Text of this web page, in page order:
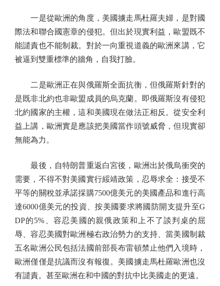
一是從歐洲的角度，美國擄走馬杜羅夫婦，是對國
際法和聯合國憲章的侵犯。但出於現實利益，歐盟既不
能譴責也不能制裁。對於一向重視道義的歐洲來講，它
被逼到雙重標準的牆角，自我打臉。
二是歐洲正在與俄羅斯全面抗衡，但俄羅斯針對的
是既非北約也非歐盟成員的烏克蘭。即俄羅斯沒有侵犯
北約國家的主權，這和美國現在做法正相反。從安全利
益上講，歐洲實是應該把美國當作頭號威脅，但現實卻
無能為力。
最後，自特朗普重返白宮後，歐洲出於俄烏衝突的
需要，不得不對美國實行綏靖政策，忍辱求全：接受不
平等的關稅並承諾採購7500億美元的美國產品和進行高
達6000億美元的投資、按美國要求將國防開支提升至G
DP的5%、容忍美國的親俄政策和上不了談判桌的屈
辱、容忍美國對歐洲極右政治勢力的支持、當美國制裁
五名歐洲公民包括法國前部長布雷頓禁止他們入境時，
歐洲僅僅是抗議而沒有報復。美國擄走馬杜羅歐洲也沒
有譴責。甚至歐洲在和中國的對抗中比美國走的更遠。